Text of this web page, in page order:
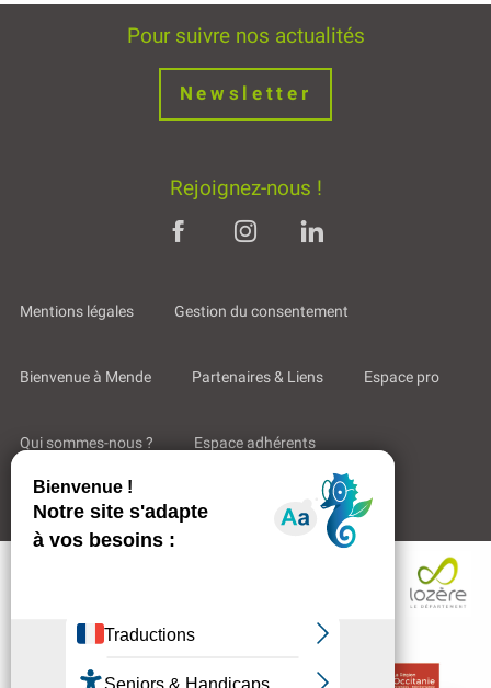
Tarifs
Pour suivre nos actualités
Newsletter
Rejoignez-nous !
Mentions légales Gestion du consentement
Bienvenue à Mende Partenaires & Liens Espace pro
Qui sommes-nous ? Espace adhérents
Aides & Accompagnements